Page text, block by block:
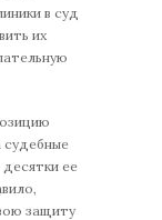
в суд
их
судебные
ее
защиту